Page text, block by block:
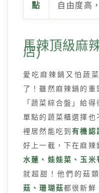
點
自由度高
馬辣頂級麻
店)
愛吃麻辣鍋又怕蔬
了！雖然麻辣鍋的重
「蔬菜綜合盤」給
單點的蔬菜櫃選擇也
裡居然能吃到有機認
好上一截，下在麻辣
水蓮、娃娃菜、玉米
就超甜！他們的菇
菇、珊瑚菇都很新鮮